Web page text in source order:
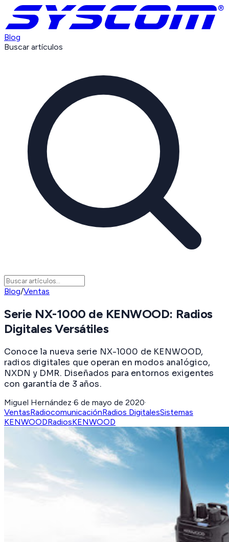
Blog
Buscar artículos
Blog/Ventas
Serie NX-1000 de KENWOOD: Radios
Digitales Versátiles
Conoce la nueva serie NX-1000 de KENWOOD,
radios digitales que operan en modos analógico,
NXDN y DMR. Diseñados para entornos exigentes
con garantía de 3 años.
Miguel Hernández·6 de mayo de 2020·
VentasRadiocomunicaciónRadios DigitalesSistemas
KENWOODRadiosKENWOOD